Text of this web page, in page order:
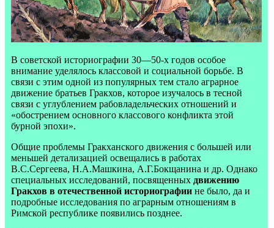
В советской историографии 30—50-х годов особое
внимание уделялось классовой и социальной борьбе. В
связи с этим одной из популярных тем стало аграрное
движение братьев Гракхов, которое изучалось в тесной
связи с углублением рабовладельческих отношений и
«обострением основного классового конфликта этой
бурной эпохи».
Общие проблемы Гракханского движения с большей или
меньшей детализацией освещались в работах
В.С.Сергеева, Н.А.Машкина, А.Г.Бокщанина и др. Однако
специальных исследований, посвященных движению
Гракхов в отечественной историографии не было, да и
подробные исследования по аграрным отношениям в
Римской республике появились позднее.